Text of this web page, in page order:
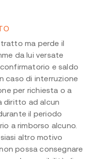
ma perde il
da lui versate
e saldo
caso di interruzione
per richiesta o a
diritto ad alcun
il periodo
a rimborso alcuno.
altro motivo
possa consegnare